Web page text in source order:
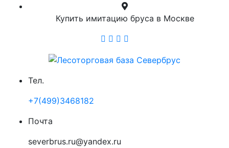
Купить имитацию бруса в Москве
Тел.
+7(499)3468182
Почта
severbrus.ru@yandex.ru